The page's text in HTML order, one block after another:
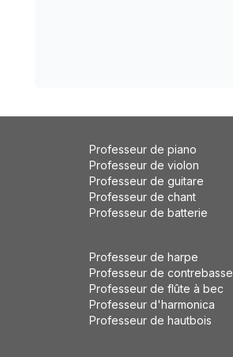
Professeur de piano
Professeur de violon
Professeur de guitare
Professeur de chant
Professeur de batterie
Professeur de harpe
Professeur de contrebasse
Professeur de flûte à bec
Professeur d'harmonica
Professeur de hautbois